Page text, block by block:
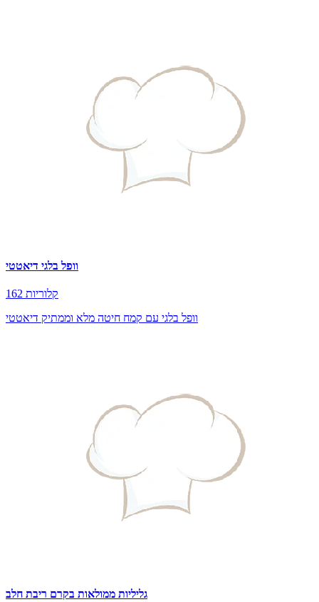
וופל בלגי דיאטטי
162 קלוריות
וופל בלגי עם קמח חיטה מלא וממתיק דיאטטי
גליליות ממולאות בקרם ריבת חלב